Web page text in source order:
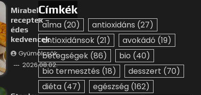
Mirabella
receptek –
édes
kedvencek
Gyümölcsök
2026.08.02.
Címkék
alma (20) antioxidáns (27)
antioxidánsok (21) avokádó (19)
betegségek (86) bio (40)
bio termesztés (18) desszert (70)
diéta (47) egészség (162)